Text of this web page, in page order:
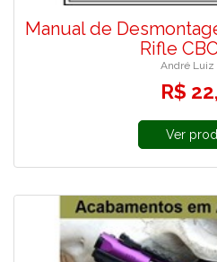
Manual de
Rifle
André Luiz
R$
Ver